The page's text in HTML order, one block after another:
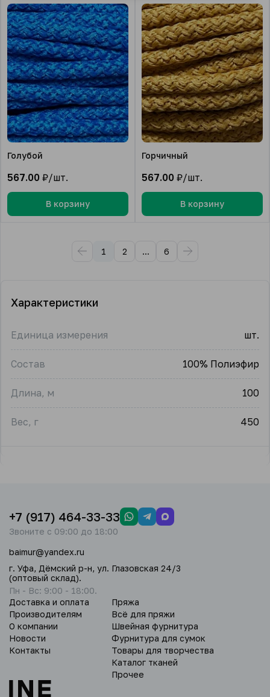
Голубой
567.00 ₽/шт.
В корзину
Горчичный
567.00 ₽/шт.
В корзину
1 2 ... 6
Характеристики
Единица измерения шт.
Состав 100% Полиэфир
Длина, м 100
Вес, г 450
Доставка и оплата
Производителям
О компании
Новости
Контакты
Пряжа
Всё для пряжи
Швейная фурнитура
Фурнитура для сумок
Товары для творчества
Каталог тканей
Прочее
+7 (917) 464-33-33
Звоните с 09:00 до 18:00
baimur@yandex.ru
г. Уфа, Дёмский р-н, ул. Глазовская 24/3
(оптовый склад).
Пн - Вс: 9:00 - 18:00.